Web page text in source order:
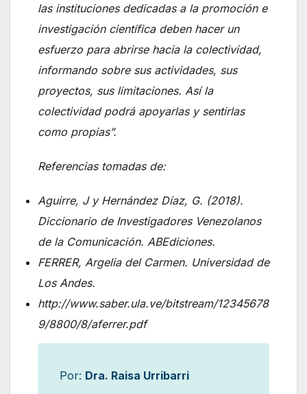
las instituciones dedicadas a la promoción e
investigación científica deben hacer un
esfuerzo para abrirse hacia la colectividad,
informando sobre sus actividades, sus
proyectos, sus limitaciones. Así la
colectividad podrá apoyarlas y sentirlas
como propias”.
Referencias tomadas de:
Aguirre, J y Hernández Díaz, G. (2018).
Diccionario de Investigadores Venezolanos
de la Comunicación. ABEdiciones.
FERRER, Argelia del Carmen. Universidad de
Los Andes.
http://www.saber.ula.ve/bitstream/12345678
9/8800/8/aferrer.pdf
Por: Dra. Raisa Urribarri